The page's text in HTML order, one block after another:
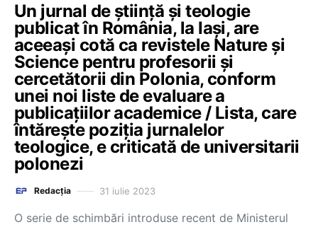
Un jurnal de știință și teologie
publicat în România, la Iași, are
aceeași cotă ca revistele Nature și
Science pentru profesorii și
cercetătorii din Polonia, conform
unei noi liste de evaluare a
publicațiilor academice / Lista, care
întărește poziția jurnalelor
teologice, e criticată de universitarii
polonezi
Redacția 31 iulie 2023
O serie de schimbări introduse recent de Ministerul